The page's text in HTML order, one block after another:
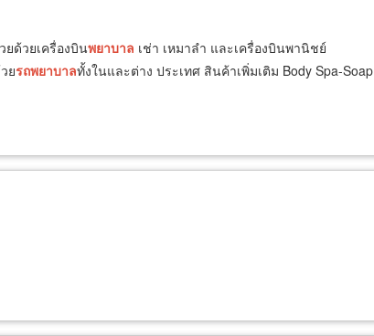
ยด้วยเครื่องบินพยาบาล เช่า เหมาลำ และเครื่องบินพานิชย์
ยรถพยาบาลทั้งในและต่าง ประเทศ สินค้าเพิ่มเติม Body Spa-Soap